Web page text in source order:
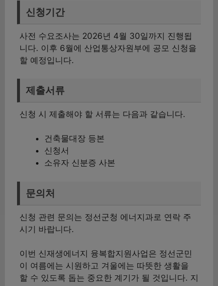
신청기간
사전 수요조사는 2026년 4월 30일까지 진행됩
니다. 이후 6월에 산업통상자원부에 공모 신청을
할 예정입니다.
제출서류
신청 시 제출해야 할 서류는 다음과 같습니다.
건축물대장 등본
신청서
소유자 신분증 사본
문의처
신청 관련 문의는 정선군청 에너지과로 연락 주
시기 바랍니다.
이번 신재생에너지 융복합지원사업은 정선군민
이 여름에는 시원하고 겨울에는 따뜻한 생활을
할 수 있도록 돕는 중요한 계기가 될 것입니다. 지